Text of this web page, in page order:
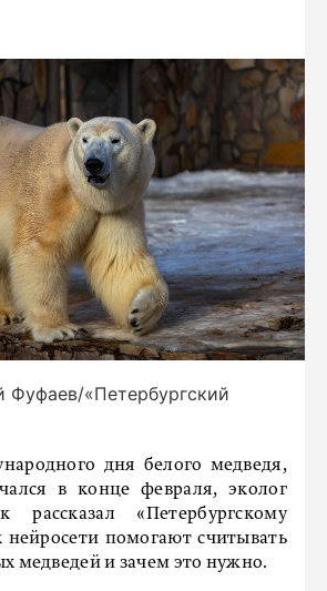
«Петербургский
дня белого медведя,
в конце февраля, эколог
рассказал «Петербургскому
нейросети помогают считывать
медведей и зачем это нужно.